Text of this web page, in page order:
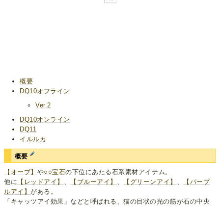
概要
DQ10オフライン
Ver.2
DQ10オンライン
DQ11
イルルカ
概要
【オーブ】 や○○宝石の下位にあたる石系素材アイテム。
他に 【レッドアイ】 、 【ブルーアイ】 、 【グリーンアイ】 、
【パープ
ルアイ】がある。
「キャッツアイ効果」などと呼ばれる、猫の目状の光の筋が石の中央